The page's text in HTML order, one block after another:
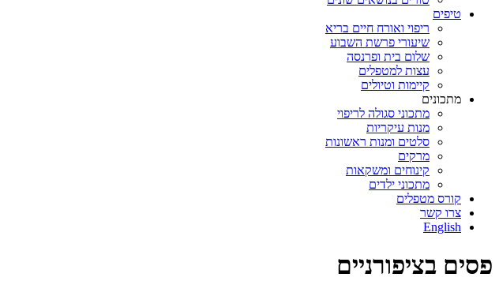
טיפים
ריפוי ואורח חיים בריא
שיעורי פרשת השבוע
שלום בית ופרנסה
עצות למטפלים
קיימות וטיולים
מתכונים
מתכוני סגולה לריפוי
מנות עיקריות
סלטים ומנות ראשונות
מרקים
קינוחים ומשקאות
מתכוני ילדים
קורס מטפלים
צרו קשר
English
פסים בציפורניים